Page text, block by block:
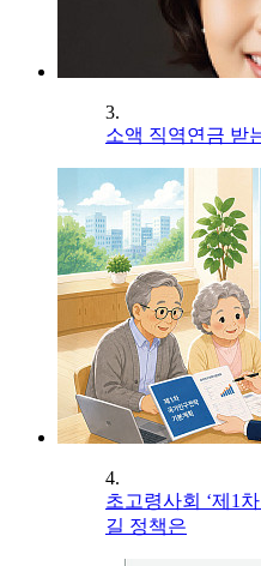
3.
소액 직역연금 받
4.
초고령사회 ‘제1
길 정책은